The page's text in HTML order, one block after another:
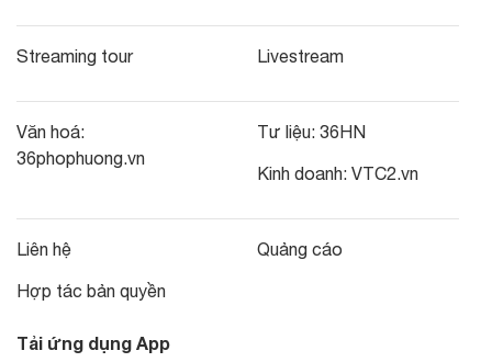
Streaming tour Livestream
Văn hoá:
36phophuong.vn
Tư liệu: 36HN
Kinh doanh: VTC2.vn
Liên hệ
Hợp tác bản quyền
Quảng cáo
Tải ứng dụng App